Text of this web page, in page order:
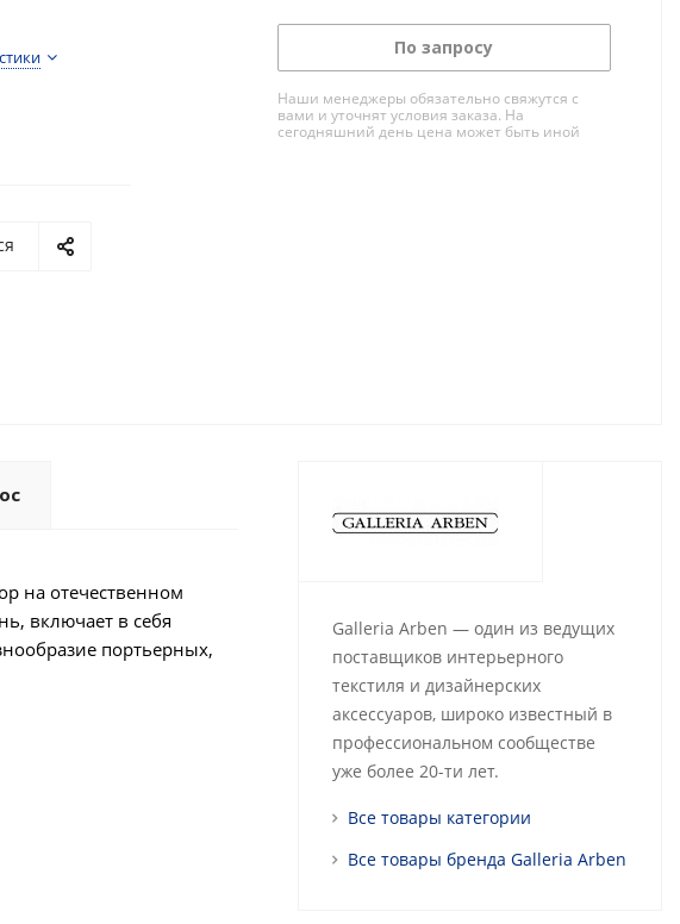
По запросу
Наши менеджеры обязательно свяжутся с
вами и уточнят условия заказа. На
сегодняшний день цена может быть иной
на отечественном
включает в себя
портьерных,
Galleria Arben — один из ведущих
поставщиков интерьерного
текстиля и дизайнерских
аксессуаров, широко известный в
профессиональном сообществе
уже более 20-ти лет.
Все товары категории
Все товары бренда Galleria Arben